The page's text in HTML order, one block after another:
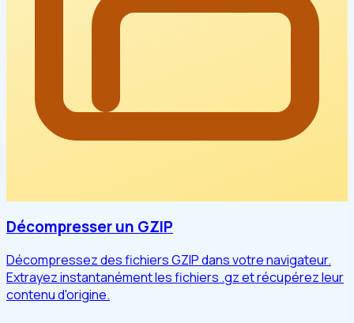
Décompresser un GZIP
Décompressez des fichiers GZIP dans votre navigateur.
Extrayez instantanément les fichiers .gz et récupérez leur
contenu d'origine.